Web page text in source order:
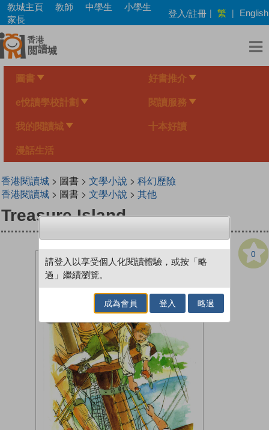
Skip
main
content
教城主頁 教師 中學生
小學生
家長
登入/註冊 | 繁 | English
圖書 好書推介
e悅讀學校計劃 閱讀服務
我的閱讀城 十本好讀
漫話生活
香港閱讀城> 圖書 > 文學小說 > 科幻歷險
香港閱讀城> 圖書 > 文學小說 > 其他
Treasure Island
0
請登入以享受個人化閱讀體驗，或按「略
過」繼續瀏覽。
成為會員 登入 略過